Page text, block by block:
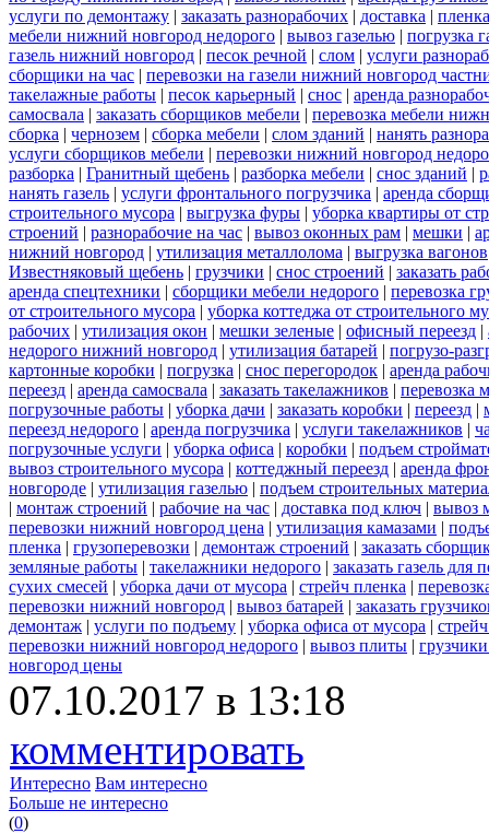
услуги по демонтажу | заказать разнорабочих | доставка | пленка
мебели нижний новгород недорого | вывоз газелью | погрузка
газель нижний новгород | песок речной | слом | услуги
сборщики на час | перевозки на газели нижний новгород
такелажные работы | песок карьерный | снос | аренда
самосвала | заказать сборщиков мебели | перевозка мебели
сборка | чернозем | сборка мебели | слом зданий | нанять
услуги сборщиков мебели | перевозки нижний новгород
разборка | Гранитный щебень | разборка мебели | снос зданий |
нанять газель | услуги фронтального погрузчика | аренда
строительного мусора | выгрузка фуры | уборка квартиры от
строений | разнорабочие на час | вывоз оконных рам | мешки |
нижний новгород | утилизация металлолома | выгрузка вагонов
Известняковый щебень | грузчики | снос строений | заказать
аренда спецтехники | сборщики мебели недорого | перевозка
от строительного мусора | уборка коттеджа от строительного
рабочих | утилизация окон | мешки зеленые | офисный переезд |
недорого нижний новгород | утилизация батарей | погрузо-
картонные коробки | погрузка | снос перегородок | аренда
переезд | аренда самосвала | заказать такелажников | перевозка
погрузочные работы | уборка дачи | заказать коробки | переезд |
переезд недорого | аренда погрузчика | услуги такелажников |
погрузочные услуги | уборка офиса | коробки | подъем
вывоз строительного мусора | коттеджный переезд | аренда
новгороде | утилизация газелью | подъем строительных
| монтаж строений | рабочие на час | доставка под ключ | вывоз
перевозки нижний новгород цена | утилизация камазами |
пленка | грузоперевозки | демонтаж строений | заказать
земляные работы | такелажники недорого | заказать газель
сухих смесей | уборка дачи от мусора | стрейч пленка |
перевозки нижний новгород | вывоз батарей | заказать
демонтаж | услуги по подъему | уборка офиса от мусора |
перевозки нижний новгород недорого | вывоз плиты |
новгород цены
07.10.2017 в 13:18
комментировать
Интересно Вам интересно
Больше не интересно
(0)